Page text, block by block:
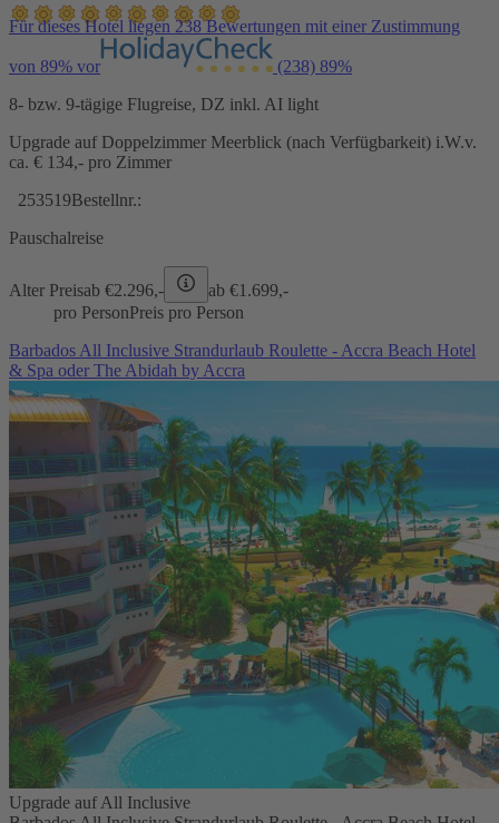
Für dieses Hotel liegen 238 Bewertungen mit einer Zustimmung
von 89% vor (238) 89%
8- bzw. 9-tägige Flugreise, DZ inkl. AI light
Upgrade auf Doppelzimmer Meerblick (nach Verfügbarkeit) i.W.v.
ca. € 134,- pro Zimmer
253519Bestellnr.:
Pauschalreise
Alter Preisab €2.296,- ab €1.699,-
pro PersonPreis pro Person
Barbados All Inclusive Strandurlaub Roulette - Accra Beach Hotel
& Spa oder The Abidah by Accra
Upgrade auf All Inclusive